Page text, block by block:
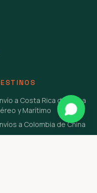
a Costa Rica de China
y Marítimo
a Colombia de China